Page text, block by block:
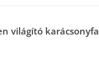
világító karácsonyfa